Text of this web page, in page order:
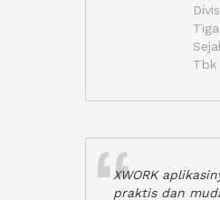
Tbk
XWORK
praktis dan